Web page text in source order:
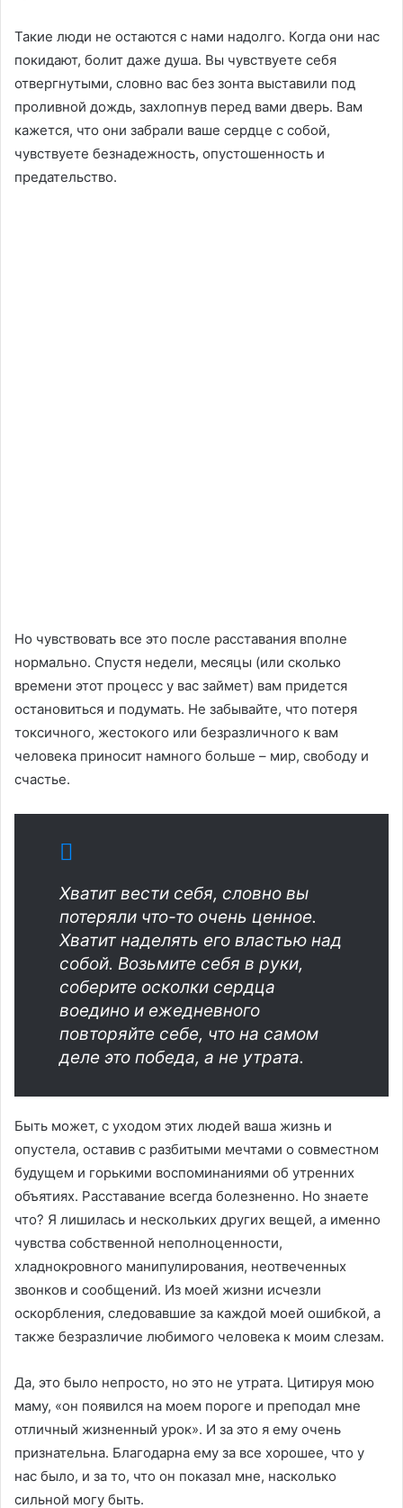
Такие люди не остаются с нами надолго. Когда они нас
покидают, болит даже душа. Вы чувствуете себя
отвергнутыми, словно вас без зонта выставили под
проливной дождь, захлопнув перед вами дверь. Вам
кажется, что они забрали ваше сердце с собой,
чувствуете безнадежность, опустошенность и
предательство.
Но чувствовать все это после расставания вполне
нормально. Спустя недели, месяцы (или сколько
времени этот процесс у вас займет) вам придется
остановиться и подумать. Не забывайте, что потеря
токсичного, жестокого или безразличного к вам
человека приносит намного больше – мир, свободу и
счастье.
Хватит вести себя, словно вы
потеряли что-то очень ценное.
Хватит наделять его властью над
собой. Возьмите себя в руки,
соберите осколки сердца
воедино и ежедневного
повторяйте себе, что на самом
деле это победа, а не утрата.
Быть может, с уходом этих людей ваша жизнь и
опустела, оставив с разбитыми мечтами о совместном
будущем и горькими воспоминаниями об утренних
объятиях. Расставание всегда болезненно. Но знаете
что? Я лишилась и нескольких других вещей, а именно
чувства собственной неполноценности,
хладнокровного манипулирования, неотвеченных
звонков и сообщений. Из моей жизни исчезли
оскорбления, следовавшие за каждой моей ошибкой, а
также безразличие любимого человека к моим слезам.
Да, это было непросто, но это не утрата. Цитируя мою
маму, «он появился на моем пороге и преподал мне
отличный жизненный урок». И за это я ему очень
признательна. Благодарна ему за все хорошее, что у
нас было, и за то, что он показал мне, насколько
сильной могу быть.